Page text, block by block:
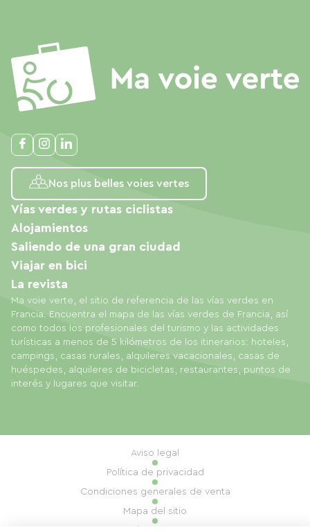
Nos plus belles voies vertes
Ma voie verte, el sitio de referencia de las vías verdes en
Francia. Encuentra el mapa de las vías verdes de Francia, así
como todos los profesionales del turismo y las actividades
turísticas a menos de 5 kilómetros de los itinerarios: hoteles,
campings, casas rurales, alquileres vacacionales, casas de
huéspedes, alquileres de bicicletas, restaurantes, puntos de
interés y lugares que visitar.
Vías verdes y rutas ciclistas
Alojamientos
Saliendo de una gran ciudad
Viajar en bici
La revista
Aviso legal
Política de privacidad
Condiciones generales de venta
Mapa del sitio